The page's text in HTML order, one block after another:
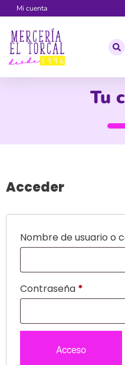
Mi cuenta
Tu
Acceder
Nombre de usuario o
Contraseña *
Acceso